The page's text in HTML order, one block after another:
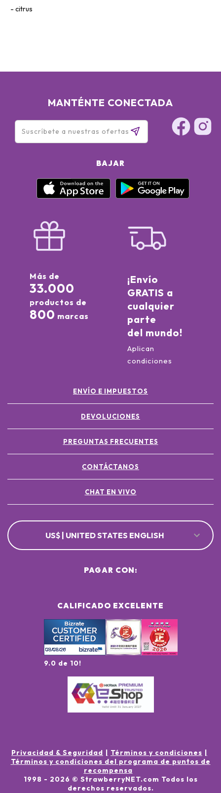
citrus
MANTÉNTE CONECTADA
BAJAR
Más de
33.000
productos de
800 marcas
¡Envío
GRATIS a
cualquier
parte
del mundo!
Aplican
condiciones
ENVÍO E IMPUESTOS
DEVOLUCIONES
PREGUNTAS FRECUENTES
CONTÁCTANOS
CHAT EN VIVO
US$ | UNITED STATES ENGLISH
CALIFICADO EXCELENTE
9.0 de 10!
PAGAR CON:
Privacidad & Seguridad
Términos y condiciones
Términos y condiciones del programa de puntos de
recompensa
1998 - 2026 © StrawberryNET.com Todos los
derechos reservados.